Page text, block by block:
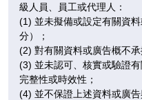
10
A
4房(2套)
招標
級人員、員工或代理人：
(1) 並未擬備或設定有關資
分）；
(2) 對有關資料或廣告概不承
(3) 並未認可、核實或驗證
完整性或時效性；
(4) 並不保證上述資料或廣